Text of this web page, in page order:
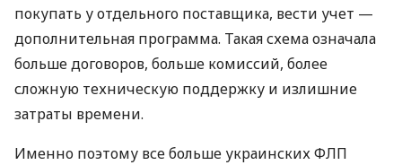
покупать у отдельного поставщика, вести учет —
дополнительная программа. Такая схема означала
больше договоров, больше комиссий, более
сложную техническую поддержку и излишние
затраты времени.
Именно поэтому все больше украинских ФЛП